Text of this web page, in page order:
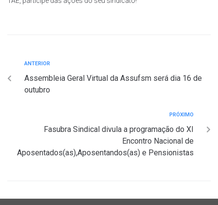
ANTERIOR
Assembleia Geral Virtual da Assufsm será dia 16 de
outubro
PRÓXIMO
Fasubra Sindical divula a programação do XI
Encontro Nacional de
Aposentados(as),Aposentandos(as) e Pensionistas